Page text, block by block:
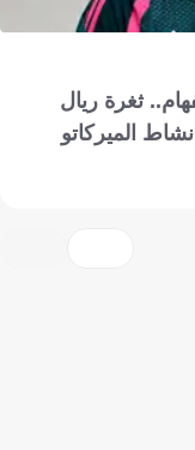
ثغرة ريال
الميركاتو